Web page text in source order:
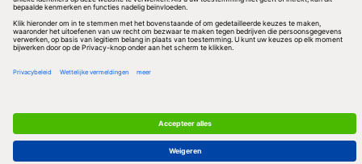
Redactionele partner
Algemene Voorwaarden & Copyrights